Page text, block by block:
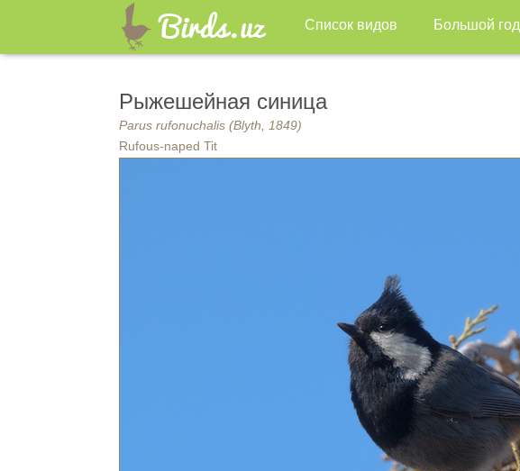
Список видов Большой год
Рыжешейная синица
Parus rufonuchalis (Blyth, 1849)
Rufous-naped Tit